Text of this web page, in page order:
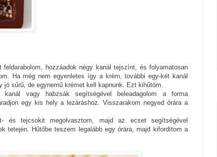
feldarabolom, hozzáadok négy kanál tejszínt, és folyamatosan
Ha még nem egyenletes így a krém, további egy-két kanál
jó sűrű, de egynemű krémet kell kapnunk. Ezt kihűtöm.
vagy habzsák segítségével beleadagolom a forma
egy kis hely a lezáráshoz. Visszarakom negyed órára a
és tejcsokit megolvasztom, majd az ecset segítségével
tetején. Hűtőbe teszem legalább egy órára, majd kifordítom a